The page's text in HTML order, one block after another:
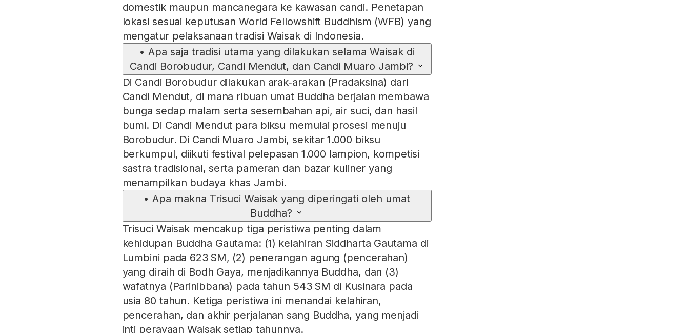
domestik maupun mancanegara ke kawasan candi. Penetapan
lokasi sesuai keputusan World Fellowshift Buddhism (WFB) yang
mengatur pelaksanaan tradisi Waisak di Indonesia.
• Apa saja tradisi utama yang dilakukan selama Waisak di
Candi Borobudur, Candi Mendut, dan Candi Muaro Jambi?
Di Candi Borobudur dilakukan arak‑arakan (Pradaksina) dari
Candi Mendut, di mana ribuan umat Buddha berjalan membawa
bunga sedap malam serta sesembahan api, air suci, dan hasil
bumi. Di Candi Mendut para biksu memulai prosesi menuju
Borobudur. Di Candi Muaro Jambi, sekitar 1.000 biksu
berkumpul, diikuti festival pelepasan 1.000 lampion, kompetisi
sastra tradisional, serta pameran dan bazar kuliner yang
menampilkan budaya khas Jambi.
• Apa makna Trisuci Waisak yang diperingati oleh umat
Buddha?
Trisuci Waisak mencakup tiga peristiwa penting dalam
kehidupan Buddha Gautama: (1) kelahiran Siddharta Gautama di
Lumbini pada 623 SM, (2) penerangan agung (pencerahan)
yang diraih di Bodh Gaya, menjadikannya Buddha, dan (3)
wafatnya (Parinibbana) pada tahun 543 SM di Kusinara pada
usia 80 tahun. Ketiga peristiwa ini menandai kelahiran,
pencerahan, dan akhir perjalanan sang Buddha, yang menjadi
inti perayaan Waisak setiap tahunnya.